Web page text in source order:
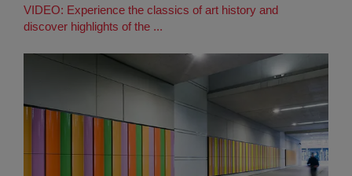
VIDEO: Experience the classics of art history and
discover highlights of the ...